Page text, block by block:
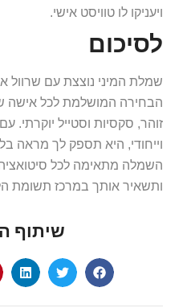
ויעניקו לו טוויסט אישי.
לסיכום
שמלת המיני נוצצת עם שרוול
הבחירה המושלמת לכל
זוהר, סקסיות וסטייל יוקרתי.
וייחודי, היא תספק לך מראה
השמלה מתאימה לכל
ותשאיר אותך במרכז תשומת
שיתוף